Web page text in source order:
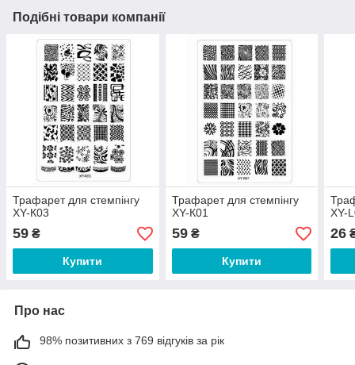
Подібні товари компанії
Трафарет для стемпінгу
XY-К03
59 ₴
Купити
Трафарет для стемпінгу
XY-К01
59₴
Купити
XY-
26
Про нас
98% позитивних з 769 відгуків за рік